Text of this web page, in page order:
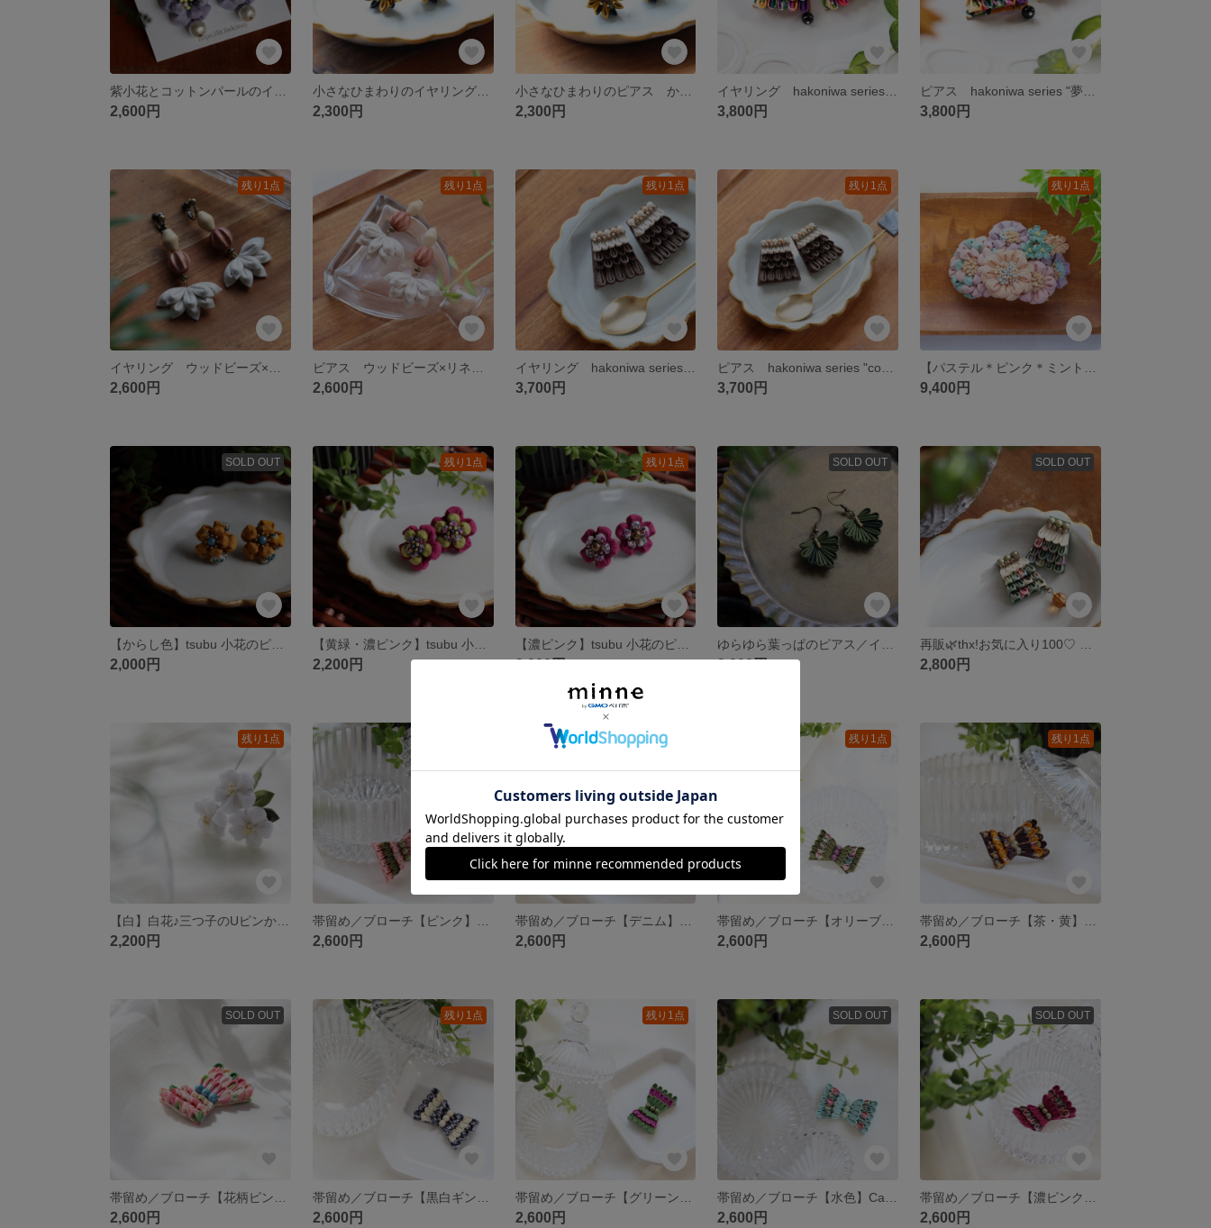
2,600円
小さなひまわりのイヤリング からし色 つまみ細工
2,300円
小さなひまわりのピアス からし色 つまみ細工 マスタード 夏のアクセサリー
2,300円 3,800円 3,800円
残り1点
2,600円
残り1点
2,600円
残り1点
イヤリング hakoniwa series "coffee break" つまみ細工／コーヒー／モカ／カフェラテ
3,700円
残り1点
3,700円
残り1点
9,400円
SOLD OUT
2,000円
残り1点
【黄緑・濃ピンク】tsubu 小花のピアス
2,200円
残り1点
【濃ピンク】tsubu 小花のピアス
2,000円
SOLD OUT
2,300円
SOLD OUT
2,800円
残り1点
2,200円 2,600円
残り1点
2,600円
残り1点
2,600円
残り1点
2,600円
SOLD OUT
2,600円
残り1点
2,600円
残り1点
2,600円
SOLD OUT
2,600円
SOLD OUT
2,600円